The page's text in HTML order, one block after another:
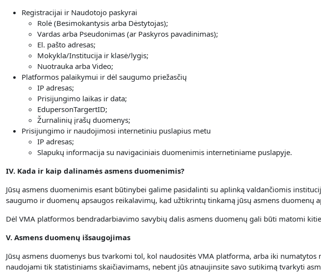
Registracijai ir Naudotojo paskyrai
Rolė (Besimokantysis arba Dėstytojas);
Vardas arba Pseudonimas (ar Paskyros pavadinimas);
El. pašto adresas;
Mokykla/Institucija ir klasė/lygis;
Nuotrauka arba Video;
Platformos palaikymui ir dėl saugumo priežasčių
IP adresas;
Prisijungimo laikas ir data;
EdupersonTargertID;
Žurnalinių įrašų duomenys;
Prisijungimo ir naudojimosi internetiniu puslapius metu
IP adresas;
Slapukų informacija su navigaciniais duomenimis internetiniame puslapyje.
IV. Kada ir kaip dalinamės asmens duomenimis?
Jūsų asmens duomenimis esant būtinybei galime pasidalinti su aplinką valdančiomis
saugumo ir duomenų apsaugos reikalavimų, kad užtikrintų tinkamą jūsų asmens duomenų
Dėl VMA platformos bendradarbiavimo savybių dalis asmens duomenų gali būti matomi
V. Asmens duomenų išsaugojimas
Jūsų asmens duomenys bus tvarkomi tol, kol naudositės VMA platforma, arba iki
naudojami tik statistiniams skaičiavimams, nebent jūs atnaujinsite savo sutikimą tvarkyti